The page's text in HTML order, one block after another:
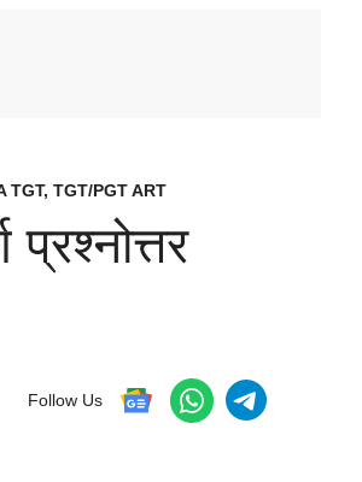
TGT, TGT/PGT ART
Follow Us